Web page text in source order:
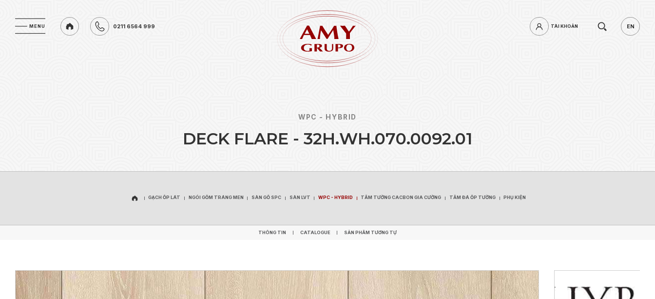
MENU 0211 6564 999 TÀI KHOẢN EN
WPC - HYBRID
DECK FLARE - 32H.WH.070.0092.01
GẠCH ỐP LÁT NGÓI GỐM TRÁNG MEN SÀN GỖ SPC SÀN LVT WPC - HYBRID TẤM TƯỜNG CACBON GIA CƯỜNG TẤM ĐÁ ỐP TƯỜNG PHỤ KIỆN
THÔNG TIN CATALOGUE SẢN PHẨM TƯƠNG TỰ